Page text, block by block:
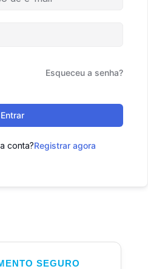
Esqueceu a senha?
Entrar
conta?Registrar agora
SEGURO